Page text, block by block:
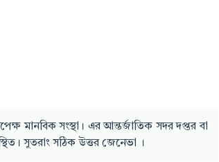
মানবিক সংস্থা। এর আন্তর্জাতিক সদর দপ্তর বা
সুতরাং সঠিক উত্তর জেনেভা ।